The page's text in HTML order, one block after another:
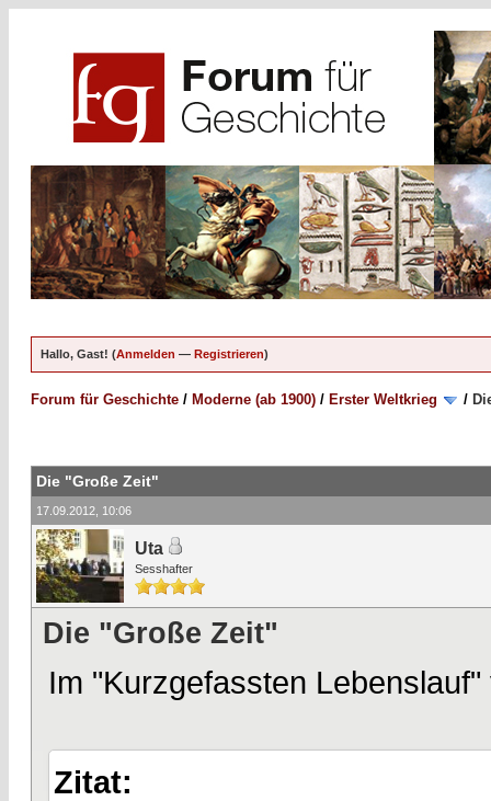
Hallo, Gast! (Anmelden — Registrieren)
Forum für Geschichte / Moderne (ab 1900) / Erster Weltkrieg /
Die "Große Zeit"
17.09.2012, 10:06
Uta
Sesshafter
Die "Große Zeit"
Im "Kurzgefassten
Zitat: